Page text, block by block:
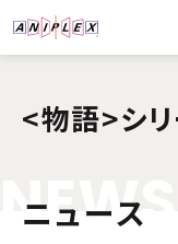
<物語>シ
NEWS
ニュース